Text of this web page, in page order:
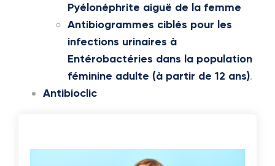
Pyélonéphrite aiguë de la femme
Antibiogrammes ciblés pour les
infections urinaires à
Entérobactéries dans la population
féminine adulte (à partir de 12 ans).
Antibioclic